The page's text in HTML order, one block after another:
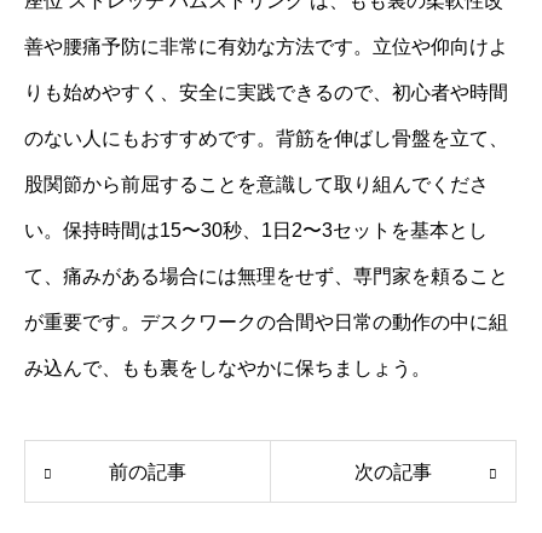
善や腰痛予防に非常に有効な方法です。立位や仰向けよ
りも始めやすく、安全に実践できるので、初心者や時間
のない人にもおすすめです。背筋を伸ばし骨盤を立て、
股関節から前屈することを意識して取り組んでくださ
い。保持時間は15〜30秒、1日2〜3セットを基本とし
て、痛みがある場合には無理をせず、専門家を頼ること
が重要です。デスクワークの合間や日常の動作の中に組
み込んで、もも裏をしなやかに保ちましょう。
前の記事 次の記事